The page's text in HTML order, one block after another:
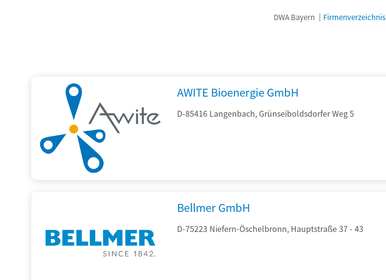
DWA Bayern Firmenverzeichnis
AWITE Bioenergie GmbH
D-85416 Langenbach, Grünseiboldsdorfer Weg 5
Bellmer GmbH
D-75223 Niefern-Öschelbronn, Hauptstraße 37 - 43